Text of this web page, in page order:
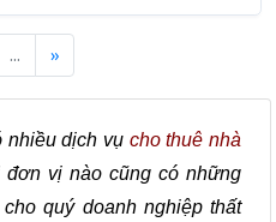
... »
nhiều dịch vụ cho thuê nhà
đơn vị nào cũng có những
quý doanh nghiệp thất